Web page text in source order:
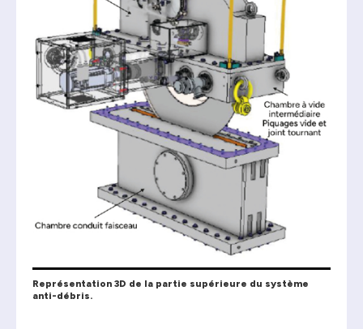
Représentation 3D de la partie supérieure du système
anti-débris.